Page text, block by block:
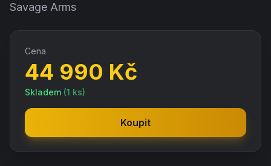
Savage Arms
Cena
44 990 Kč
Skladem (1 ks)
Koupit